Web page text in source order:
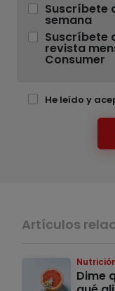
Suscríbete
semana
Suscríbete
revista
Consumer
He leído y
Artículos
Dime